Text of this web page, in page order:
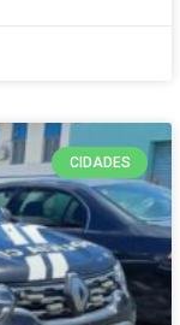
CIDADES